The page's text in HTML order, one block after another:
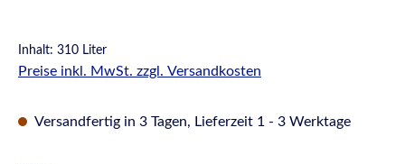
Inhalt: 310 Liter
Preise inkl. MwSt. zzgl. Versandkosten
Versandfertig in 3 Tagen, Lieferzeit 1 - 3 Werktage